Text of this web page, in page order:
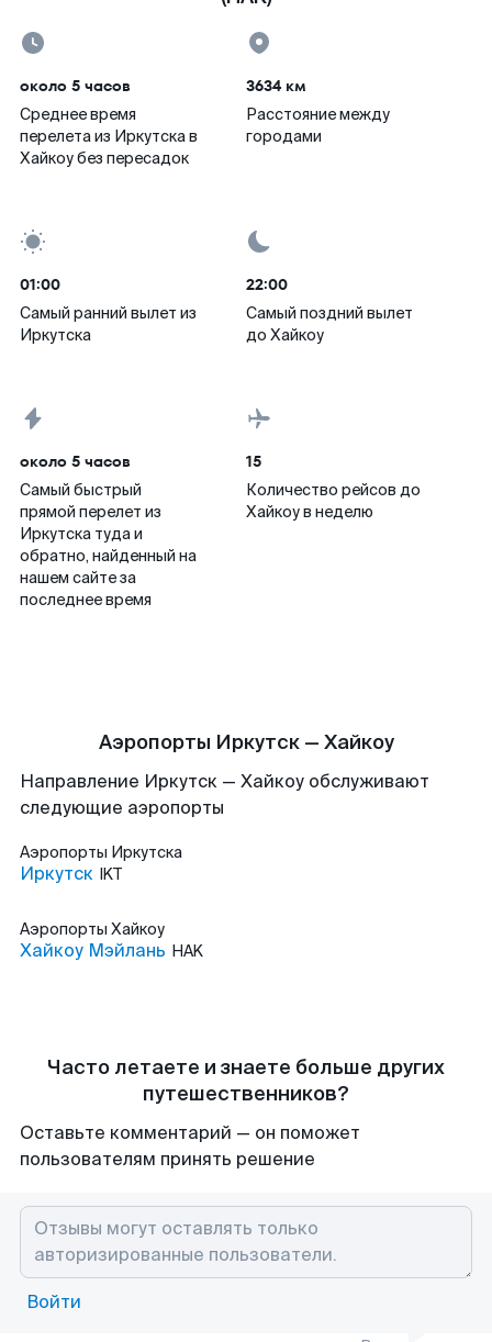
около 5 часов
Среднее время
перелета из Иркутска в
Хайкоу без пересадок
3634 км
Расстояние между
городами
01:00
Самый ранний вылет из
Иркутска
22:00
Самый поздний вылет
до Хайкоу
около 5 часов
Самый быстрый
прямой перелет из
Иркутска туда и
обратно, найденный на
нашем сайте за
последнее время
15
Количество рейсов до
Хайкоу в неделю
Аэропорты Иркутск — Хайкоу
Направление Иркутск — Хайкоу обслуживают
следующие аэропорты
Аэропорты Иркутска
Иркутск IKT
Аэропорты Хайкоу
Хайкоу Мэйлань HAK
Часто летаете и знаете больше других
путешественников?
Оставьте комментарий — он поможет
пользователям принять решение
Войти